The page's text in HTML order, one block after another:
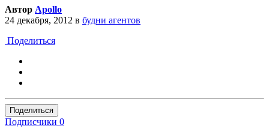
Автор Apollo
24 декабря, 2012 в будни агентов
Поделиться
Поделиться
Подписчики 0